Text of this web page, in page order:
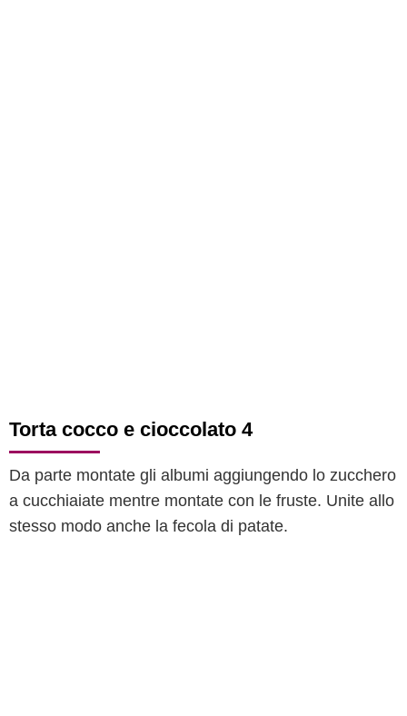
Torta cocco e cioccolato 4
Da parte montate gli albumi aggiungendo lo zucchero
a cucchiaiate mentre montate con le fruste. Unite allo
stesso modo anche la fecola di patate.